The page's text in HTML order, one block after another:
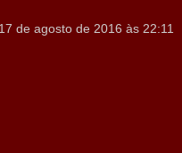
17 de agosto de 2016 às 22:11